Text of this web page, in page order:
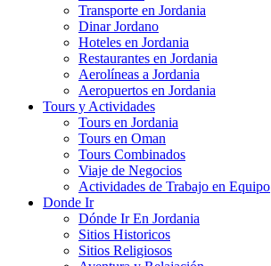
Transporte en Jordania
Dinar Jordano
Hoteles en Jordania
Restaurantes en Jordania
Aerolíneas a Jordania
Aeropuertos en Jordania
Tours y Actividades
Tours en Jordania
Tours en Oman
Tours Combinados
Viaje de Negocios
Actividades de Trabajo en Equipo
Donde Ir
Dónde Ir En Jordania
Sitios Historicos
Sitios Religiosos